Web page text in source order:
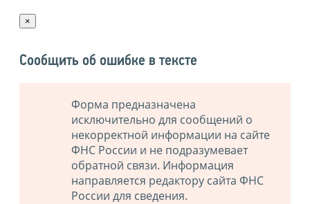
×
Сообщить об ошибке в тексте
Форма предназначена
исключительно для сообщений о
некорректной информации на сайте
ФНС России и не подразумевает
обратной связи. Информация
направляется редактору сайта ФНС
России для сведения.